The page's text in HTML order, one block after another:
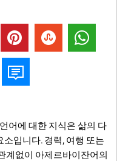
어에 대한 지식은 삶의 다
입니다. 경력, 여행 또는
계없이 아제르바이잔어의